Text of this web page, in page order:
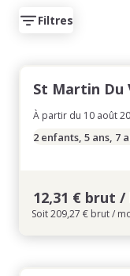
Filtres
St Martin Du
À partir du 10 août
2 enfants, 5 ans, 7
12,31 € brut /
Soit 209,27 € brut /